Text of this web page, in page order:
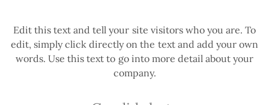
Edit this text and tell your site visitors who you are. To
edit, simply click directly on the text and add your own
words. Use this text to go into more detail about your
company.